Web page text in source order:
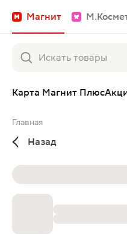
Магнит
Карта Магнит Плюс
Главная
Назад